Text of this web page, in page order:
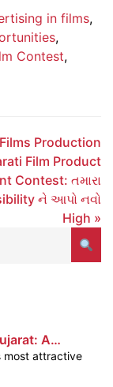
in films,
,
Contest,
Production
Film Product
Contest: તમારા
ને આપો નવો
High »
A
most attractive